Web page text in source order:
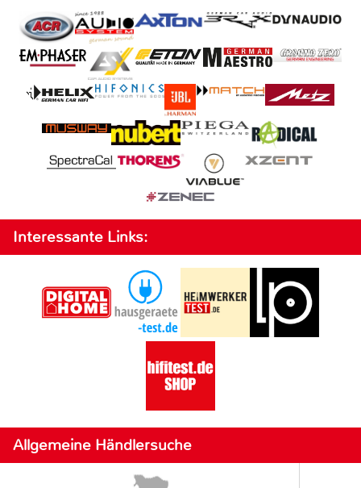
Interessante Links:
Allgemeine Händlersuche